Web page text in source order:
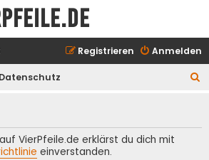
Anmelden
Registrieren
Datenschutz
h
VierPfeile.de erklärst du dich mit
einverstanden.